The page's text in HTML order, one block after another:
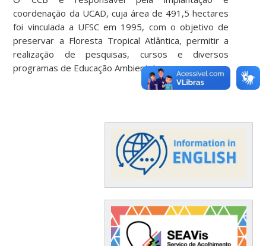
coordenação da UCAD, cuja área de 491,5 hectares
foi vinculada a UFSC em 1995, com o objetivo de
preservar a Floresta Tropical Atlântica, permitir a
realização de pesquisas, cursos e diversos
programas de Educação Ambiental.